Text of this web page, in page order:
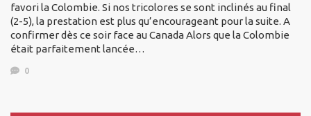
favori la Colombie. Si nos tricolores se sont inclinés au final
(2-5), la prestation est plus qu’encourageant pour la suite. A
confirmer dès ce soir face au Canada Alors que la Colombie
était parfaitement lancée…
0